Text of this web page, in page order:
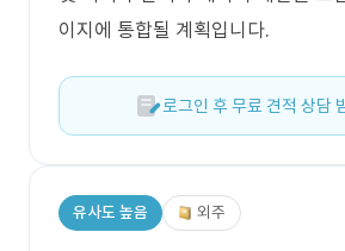
이지에 통합될 계획입니다.
로그인 후 무료 견적 상담
유사도 높음 외주